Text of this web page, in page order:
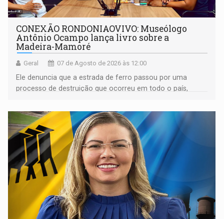
CONEXÃO RONDONIAOVIVO: Museólogo
Antônio Ocampo lança livro sobre a
Madeira-Mamoré
Geral 07 de Agosto de 2026 às 12:00
Ele denuncia que a estrada de ferro passou por uma
processo de destruição que ocorreu em todo o país,